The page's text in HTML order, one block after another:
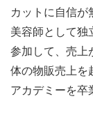
カットに自信が
美容師として独
参加して、売上
体の物販売上を
アカデミーを卒